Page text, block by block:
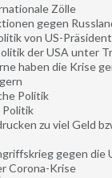
Zölle
gegen
von US-
der USA unter
haben die Krise
Politik
Politik
zu viel Geld
gegen die
Corona-Krise